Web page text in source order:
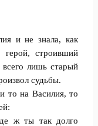
и не знала, как
строивший
лишь старый
судьбы.
то на Василия, то
ж ты так долго